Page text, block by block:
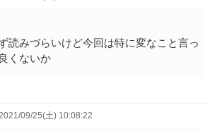
読みづらいけど今回は特に変なこと言っ
くないか
09/25(土) 10:08:22